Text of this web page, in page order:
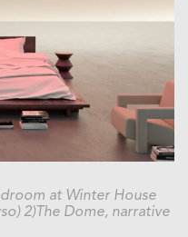
at Winter House
2)The Dome, narrative